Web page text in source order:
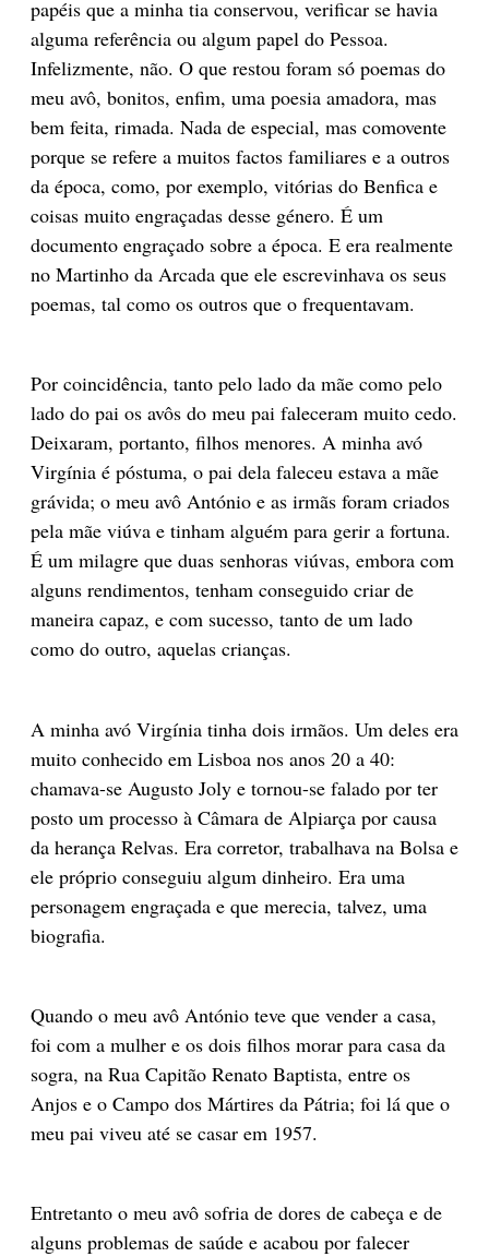
papéis que a minha tia conservou, verificar se havia
alguma referência ou algum papel do Pessoa.
Infelizmente, não. O que restou foram só poemas do
meu avô, bonitos, enfim, uma poesia amadora, mas
bem feita, rimada. Nada de especial, mas comovente
porque se refere a muitos factos familiares e a outros
da época, como, por exemplo, vitórias do Benfica e
coisas muito engraçadas desse género. É um
documento engraçado sobre a época. E era realmente
no Martinho da Arcada que ele escrevinhava os seus
poemas, tal como os outros que o frequentavam.
Por coincidência, tanto pelo lado da mãe como pelo
lado do pai os avôs do meu pai faleceram muito cedo.
Deixaram, portanto, filhos menores. A minha avó
Virgínia é póstuma, o pai dela faleceu estava a mãe
grávida; o meu avô António e as irmãs foram criados
pela mãe viúva e tinham alguém para gerir a fortuna.
É um milagre que duas senhoras viúvas, embora com
alguns rendimentos, tenham conseguido criar de
maneira capaz, e com sucesso, tanto de um lado
como do outro, aquelas crianças.
A minha avó Virgínia tinha dois irmãos. Um deles era
muito conhecido em Lisboa nos anos 20 a 40:
chamava-se Augusto Joly e tornou-se falado por ter
posto um processo à Câmara de Alpiarça por causa
da herança Relvas. Era corretor, trabalhava na Bolsa e
ele próprio conseguiu algum dinheiro. Era uma
personagem engraçada e que merecia, talvez, uma
biografia.
Quando o meu avô António teve que vender a casa,
foi com a mulher e os dois filhos morar para casa da
sogra, na Rua Capitão Renato Baptista, entre os
Anjos e o Campo dos Mártires da Pátria; foi lá que o
meu pai viveu até se casar em 1957.
Entretanto o meu avô sofria de dores de cabeça e de
alguns problemas de saúde e acabou por falecer